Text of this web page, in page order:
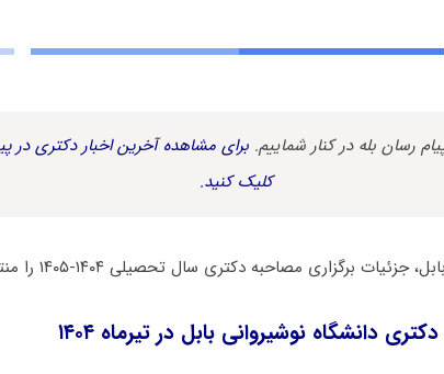
رسان بله در کنار شماییم. برای مشاهده آخرین اخبار دکتری در
کلیک کنید.
برگزاری مصاحبه دکتری سال تحصیلی ۱۴۰۴-۱۴۰۵ را منتشر کرد.
دانشگاه نوشیروانی بابل در تیرماه ۱۴۰۴